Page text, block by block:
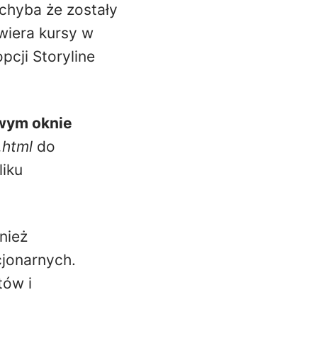
że zostały
kursy w
Storyline
oknie
do
i